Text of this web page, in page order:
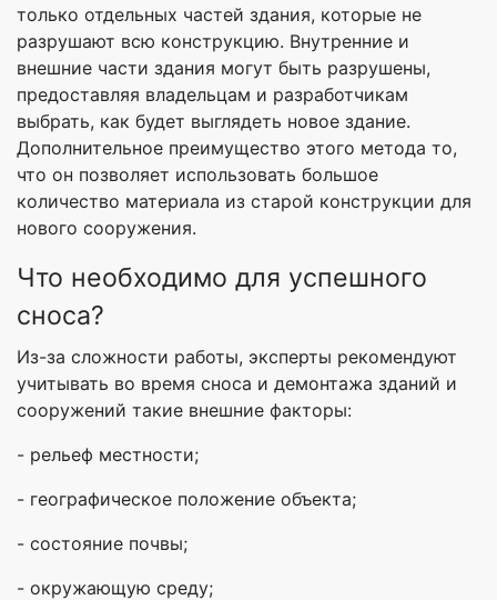
только отдельных частей здания, которые не
разрушают всю конструкцию. Внутренние и
внешние части здания могут быть разрушены,
предоставляя владельцам и разработчикам
выбрать, как будет выглядеть новое здание.
Дополнительное преимущество этого метода то,
что он позволяет использовать большое
количество материала из старой конструкции для
нового сооружения.
Что необходимо для успешного
сноса?
Из-за сложности работы, эксперты рекомендуют
учитывать во время сноса и демонтажа зданий и
сооружений такие внешние факторы:
- рельеф местности;
- географическое положение объекта;
- состояние почвы;
- окружающую среду;